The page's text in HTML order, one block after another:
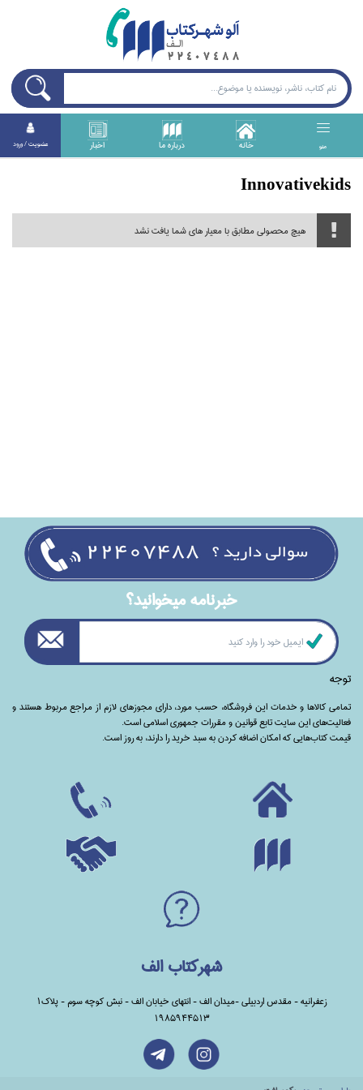
منو خانه درباره ما اخبار عضويت / ورود
Innovativekids
هیچ محصولی مطابق با معیار های شما یافت نشد
خبرنامه ميخوانيد؟
توجه
تمامی‌ کالاها و خدمات این فروشگاه، حسب مورد،‌ دارای مجوزهای لازم از مراجع مربوط هستند ‌و‌‌
فعالیت‌های این سایت تابع قوانین و مقررات جمهوری اسلامی است.
قیمت کتاب‌هایی که امکان اضافه کردن به سبد خرید را دارند،‌ به روز است.
شهرکتاب الف
زعفرانیه - مقدس اردبیلی -میدان الف - انتهای خیابان الف - نبش کوچه سوم - پلاک1
1985944513